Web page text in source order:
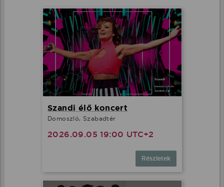
Szandi élő koncert
Domoszló, Szabadtér
2026.09.05 19:00 UTC+2
Részletek